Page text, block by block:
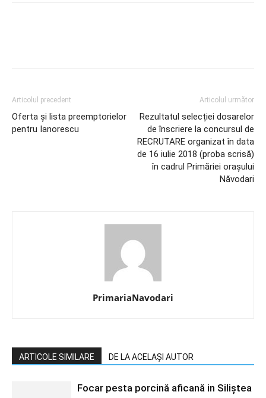
Articolul precedent
Oferta și lista preemptorielor
pentru Ianorescu
Articolul următor
Rezultatul selecției dosarelor
de înscriere la concursul de
RECRUTARE organizat în data
de 16 iulie 2018 (proba scrisă)
în cadrul Primăriei orașului
Năvodari
PrimariaNavodari
ARTICOLE SIMILARE DE LA ACELAȘI AUTOR
Focar pesta porcină aficană in Siliștea